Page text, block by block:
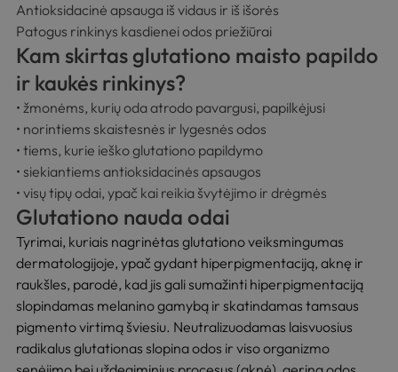
Antioksidacinė apsauga iš vidaus ir iš išorės
Patogus rinkinys kasdienei odos priežiūrai
Kam skirtas glutationo maisto papildo
ir kaukės rinkinys?
• žmonėms, kurių oda atrodo pavargusi, papilkėjusi
• norintiems skaistesnės ir lygesnės odos
• tiems, kurie ieško glutationo papildymo
• siekiantiems antioksidacinės apsaugos
• visų tipų odai, ypač kai reikia švytėjimo ir drėgmės
Glutationo nauda odai
Tyrimai, kuriais nagrinėtas glutationo veiksmingumas
dermatologijoje, ypač gydant hiperpigmentaciją, aknę ir
raukšles, parodė, kad jis gali sumažinti hiperpigmentaciją
slopindamas melanino gamybą ir skatindamas tamsaus
pigmento virtimą šviesiu. Neutralizuodamas laisvuosius
radikalus glutationas slopina odos ir viso organizmo